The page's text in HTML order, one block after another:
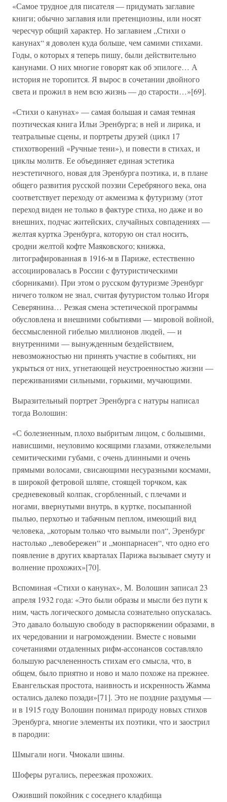
«Самое трудное для писателя — придумать заглавие
книги; обычно заглавия или претенциозны, или носят
чересчур общий характер. Но заглавием „Стихи о
канунах“ я доволен куда больше, чем самими стихами.
Годы, о которых я теперь пишу, были действительно
канунами. О них многие говорят как об эпилоге… А
история не торопится. Я вырос в сочетании двойного
света и прожил в нем всю жизнь — до старости…»[69].
«Стихи о канунах» — самая большая и самая темная
поэтическая книга Ильи Эренбурга; в ней и лирика, и
театральные сцены, и портреты друзей (цикл 17
стихотворений «Ручные тени»), и повести в стихах, и
циклы молитв. Ее объединяет единая эстетика
неэстетичного, новая для Эренбурга поэтика, и, в плане
общего развития русской поэзии Серебряного века, она
соответствует переходу от акмеизма к футуризму (этот
переход виден не только в фактуре стиха, но даже и во
внешних, подчас житейских, случайных совпадениях —
желтая куртка Эренбурга, которую он стал носить,
сродни желтой кофте Маяковского; книжка,
литографированная в 1916-м в Париже, естественно
ассоциировалась в России с футуристическими
сборниками). При этом о русском футуризме Эренбург
ничего толком не знал, считая футуристом только Игоря
Северянина… Резкая смена эстетической программы
обусловлена и внешними событиями — мировой войной,
бессмысленной гибелью миллионов людей, — и
внутренними — вынужденным бездействием,
невозможностью ни принять участие в событиях, ни
укрыться от них, угнетающей неустроенностью жизни —
переживаниями сильными, горькими, мучающими.
Выразительный портрет Эренбурга с натуры написал
тогда Волошин:
«С болезненным, плохо выбритым лицом, с большими,
нависшими, неуловимо косящими глазами, отяжелелыми
семитическими губами, с очень длинными и очень
прямыми волосами, свисающими несуразными космами,
в широкой фетровой шляпе, стоящей торчком, как
средневековый колпак, сгорбленный, с плечами и
ногами, ввернутыми внутрь, в куртке, посыпанной
пылью, перхотью и табачным пеплом, имеющий вид
человека, „которым только что вымыли пол“, Эренбург
настолько „левобережен“ и „монпарнасен“, что одно его
появление в других кварталах Парижа вызывает смуту и
волнение прохожих»[70].
Вспоминая «Стихи о канунах», М. Волошин записал 23
апреля 1932 года: «Это были образы и мысли без пути к
ним, часть логического домысла сознательно опускалась.
Это давало большую свободу в распоряжении образами, в
их чередовании и нагромождении. Вместе с новыми
сочетаниями отдаленных рифм-ассонансов составляло
большую расчлененность стихам его смысла, что, в
общем, было приятно и ново и мало похоже на прежнее.
Евангельская простота, наивность и искренность Жамма
остались далеко позади»[71]. Это не поздние раздумья —
и в 1915 году Волошин понимал природу новых стихов
Эренбурга, многие элементы их поэтики, что и заострил
в пародии:
Шмыгали ноги. Чмокали шины.
Шоферы ругались, переезжая прохожих.
Оживший покойник с соседнего кладбища